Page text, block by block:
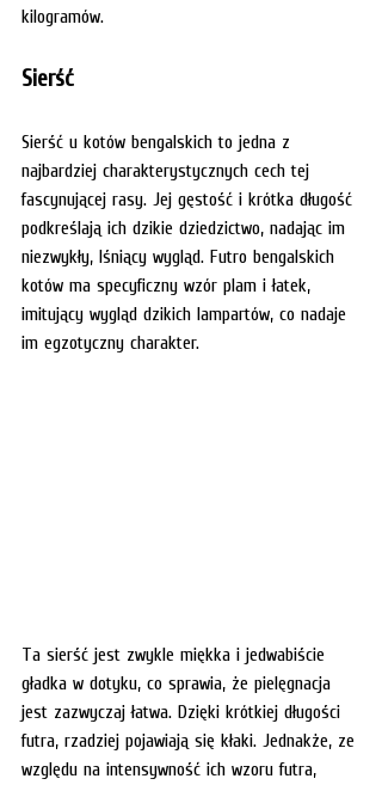
kilogramów.
Sierść
Sierść u kotów bengalskich to jedna z
najbardziej charakterystycznych cech tej
fascynującej rasy. Jej gęstość i krótka długość
podkreślają ich dzikie dziedzictwo, nadając im
niezwykły, lśniący wygląd. Futro bengalskich
kotów ma specyficzny wzór plam i łatek,
imitujący wygląd dzikich lampartów, co nadaje
im egzotyczny charakter.
Ta sierść jest zwykle miękka i jedwabiście
gładka w dotyku, co sprawia, że pielęgnacja
jest zazwyczaj łatwa. Dzięki krótkiej długości
futra, rzadziej pojawiają się kłaki. Jednakże, ze
względu na intensywność ich wzoru futra,